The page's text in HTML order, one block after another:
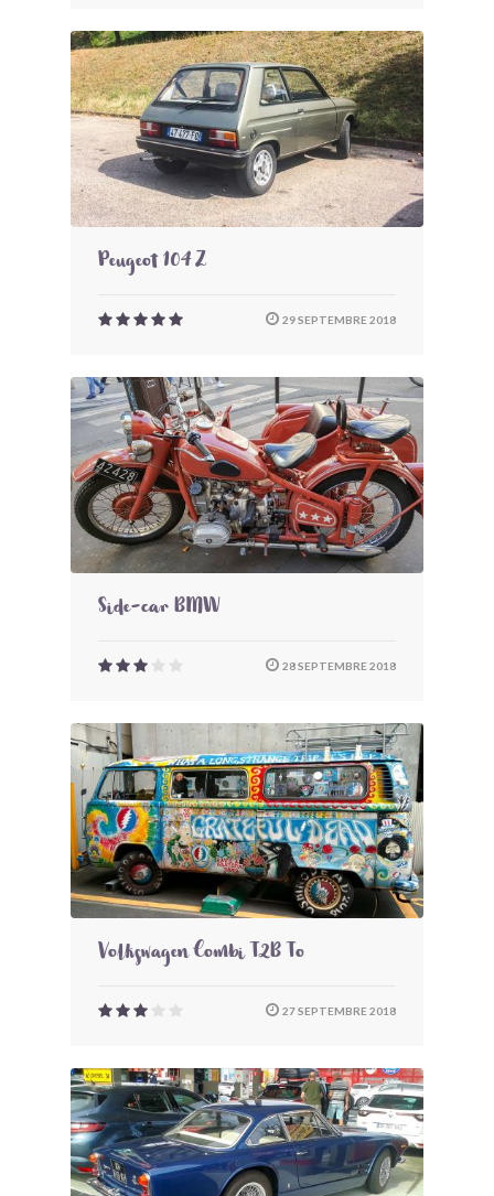
Peugeot 104 Z
29 SEPTEMBRE 2018
Side-car BMW
28 SEPTEMBRE 2018
Volkswagen Combi T2B To
27 SEPTEMBRE 2018